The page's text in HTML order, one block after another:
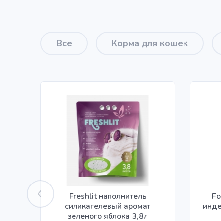
Все Корма для кошек
Freshlit наполнитель
силикагелевый аромат
зеленого яблока 3,8л